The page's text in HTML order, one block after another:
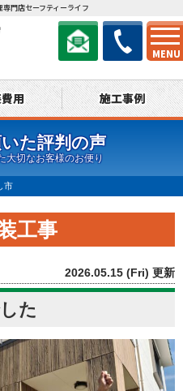
MENU
門店セーフティーライフ
用 施工事例
た評判の声
大切なお客様のお便り
市
工事
2026.05.15 (Fri) 更新
た